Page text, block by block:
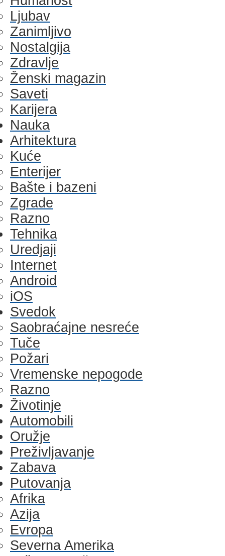
Ljubav
Zanimljivo
Nostalgija
Zdravlje
Ženski magazin
Saveti
Karijera
Nauka
Arhitektura
Kuće
Enterijer
Bašte i bazeni
Zgrade
Razno
Tehnika
Uredjaji
Internet
Android
iOS
Svedok
Saobraćajne nesreće
Tuče
Požari
Vremenske nepogode
Razno
Životinje
Automobili
Oružje
Preživljavanje
Zabava
Putovanja
Afrika
Azija
Evropa
Severna Amerika